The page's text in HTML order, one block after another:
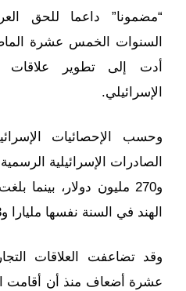
“مضمونا” داعما للحق
السنوات الخمس عشرة
أدت إلى تطوير علاقات
الإسرائيلي.
وحسب الإحصائيات
و270 مليون دولار، بينما
الهند في السنة نفسها مليارا و433 مليون دولار.
وقد تضاعفت العلاقات
عشرة أضعاف منذ أن أقامت